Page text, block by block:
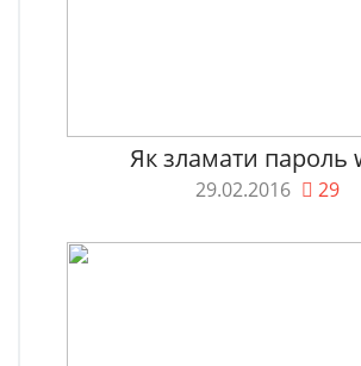
Як зламати пароль
29.02.2016 29